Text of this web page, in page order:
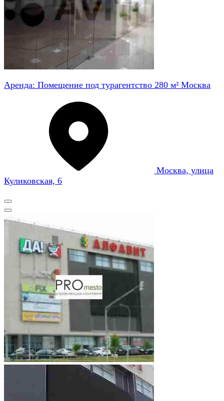
Аренда: Помещение под турагентство 280 м² Москва
Москва, улица
Куликовская, 6